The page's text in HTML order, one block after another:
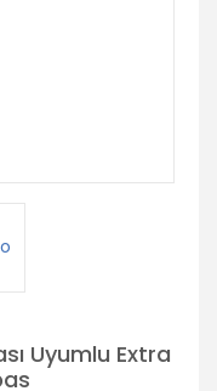
Uyumlu Extra